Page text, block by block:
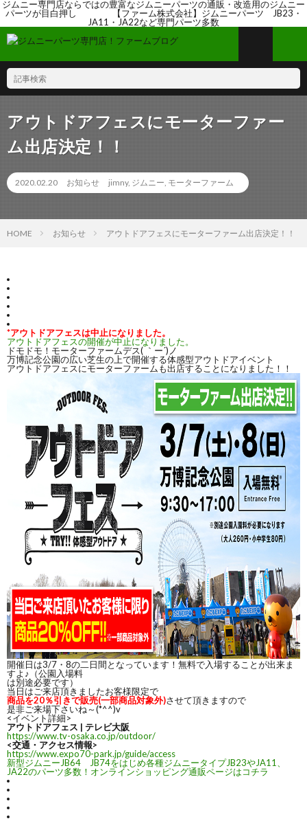
ジムニー専門店ならではの豊富なジムニーパーツの通販・改造用のジムニー
パーツが目白押し 【ファーム株式会社】ジムニーパーツ JB23・
JA11・JA22など専門パーツ多数
アウトドアフェスにモーターファー
ム出店決定！！
2020.02.20 お知らせ jimny, ジムニー, モーターファーム
HOME お知らせ アウトドアフェスにモーターファーム出店決定！！
*アウトドアフェスは中止になりました。
アウトドアフェスの開催が中止になりました。
ドモドモ！モーターファームデス( ｀ー´)ノ
万博記念公園の広い芝生の上で開催する体感型アウトドアイベント
アウトドアフェスにモーターファームも出店することになりました！！
開催日は3/7・8の二日間となっています！無料で入場することが出来ま
すよ♪（公園入場料
は別途必要です）
当日はご来店頂きましたお客様限定で
商品を20％引きで販売(一部商品対象外)させて頂きますので
是非ご来場下さいね～(*^^)v
<イベント詳細>
アウトドアフェス | テレビ大阪
https://www.tv-osaka.co.jp/outdoor/
<交通・アクセス情報>
https://www.expo70-park.jp/guide/access
新型ジムニーJB64 JB74をはじめ各種ジムニータイプJB23やJA11、
JA22のパーツ多数！オンラインショッピング通販ページはコチラ